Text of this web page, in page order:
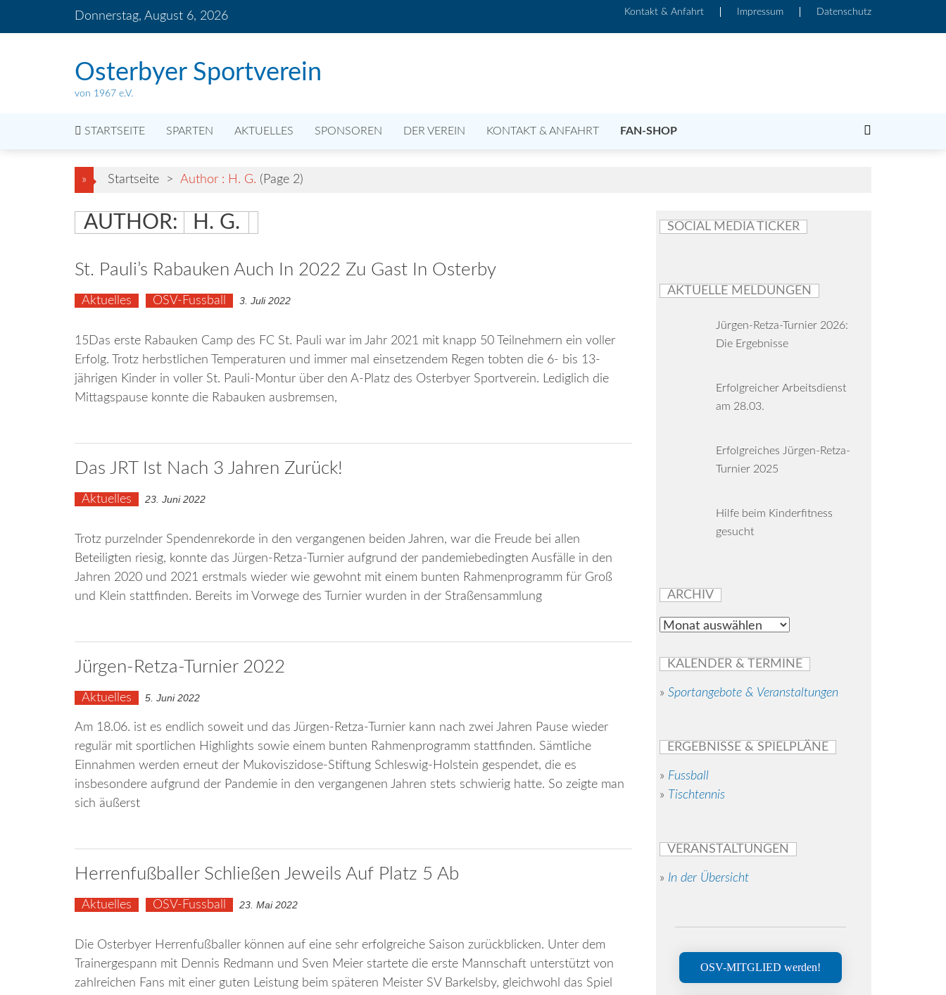
Donnerstag, August 6, 2026 Kontakt & Anfahrt Impressum Datenschutz
Osterbyer Sportverein
von 1967 e.V.
STARTSEITE SPARTEN AKTUELLES SPONSOREN DER VEREIN KONTAKT & ANFAHRT FAN-SHOP
» Startseite > Author : H. G. (Page 2)
AUTHOR: H. G.
St. Pauli’s Rabauken Auch In 2022 Zu Gast In Osterby
Aktuelles OSV-Fussball 3. Juli 2022
15Das erste Rabauken Camp des FC St. Pauli war im Jahr 2021 mit knapp 50 Teilnehmern ein voller
Erfolg. Trotz herbstlichen Temperaturen und immer mal einsetzendem Regen tobten die 6- bis 13-
jährigen Kinder in voller St. Pauli-Montur über den A-Platz des Osterbyer Sportverein. Lediglich die
Mittagspause konnte die Rabauken ausbremsen,
Das JRT Ist Nach 3 Jahren Zurück!
Aktuelles 23. Juni 2022
Trotz purzelnder Spendenrekorde in den vergangenen beiden Jahren, war die Freude bei allen
Beteiligten riesig, konnte das Jürgen-Retza-Turnier aufgrund der pandemiebedingten Ausfälle in den
Jahren 2020 und 2021 erstmals wieder wie gewohnt mit einem bunten Rahmenprogramm für Groß
und Klein stattfinden. Bereits im Vorwege des Turnier wurden in der Straßensammlung
Jürgen-Retza-Turnier 2022
Aktuelles 5. Juni 2022
Am 18.06. ist es endlich soweit und das Jürgen-Retza-Turnier kann nach zwei Jahren Pause wieder
regulär mit sportlichen Highlights sowie einem bunten Rahmenprogramm stattfinden. Sämtliche
Einnahmen werden erneut der Mukoviszidose-Stiftung Schleswig-Holstein gespendet, die es
insbesondere aufgrund der Pandemie in den vergangenen Jahren stets schwierig hatte. So zeigte man
sich äußerst
Herrenfußballer Schließen Jeweils Auf Platz 5 Ab
Aktuelles OSV-Fussball 23. Mai 2022
Die Osterbyer Herrenfußballer können auf eine sehr erfolgreiche Saison zurückblicken. Unter dem
Trainergespann mit Dennis Redmann und Sven Meier startete die erste Mannschaft unterstützt von
zahlreichen Fans mit einer guten Leistung beim späteren Meister SV Barkelsby, gleichwohl das Spiel
SOCIAL MEDIA TICKER
AKTUELLE MELDUNGEN
Jürgen-Retza-Turnier 2026:
Die Ergebnisse
Erfolgreicher Arbeitsdienst
am 28.03.
Erfolgreiches Jürgen-Retza-
Turnier 2025
Hilfe beim Kinderfitness
gesucht
ARCHIV
Archiv
KALENDER & TERMINE
»Sportangebote & Veranstaltungen
ERGEBNISSE & SPIELPLÄNE
» Fussball
» Tischtennis
VERANSTALTUNGEN
» In der Übersicht
OSV-MITGLIED werden!